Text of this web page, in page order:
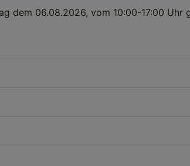
dem 06.08.2026, vom 10:00-17:00